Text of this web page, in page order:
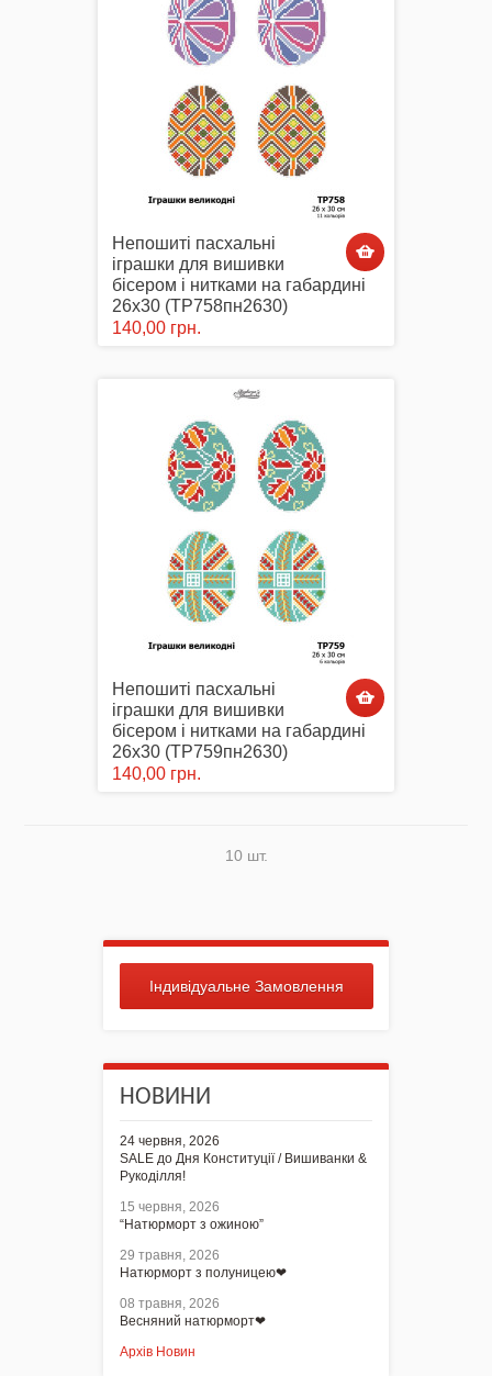
Непошиті пасхальні
іграшки для вишивки
бісером і нитками на габардині
26х30 (ТР758пн2630)
140,00 грн.
Непошиті пасхальні
іграшки для вишивки
бісером і нитками на габардині
26х30 (ТР759пн2630)
140,00 грн.
10 шт.
Індивідуальне Замовлення
НОВИНИ
24 червня, 2026
SALE до Дня Конституції / Вишиванки &
Рукоділля!
15 червня, 2026
“Натюрморт з ожиною”
29 травня, 2026
Натюрморт з полуницею❤
08 травня, 2026
Весняний натюрморт❤
Архів Новин